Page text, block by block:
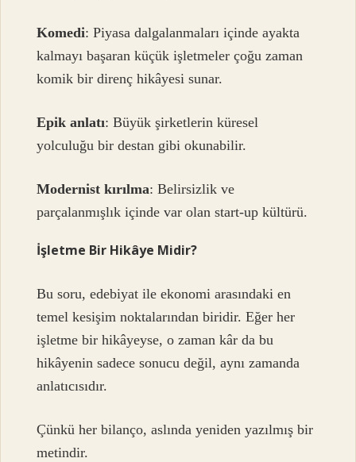
Komedi: Piyasa dalgalanmaları içinde ayakta
kalmayı başaran küçük işletmeler çoğu zaman
komik bir direnç hikâyesi sunar.
Epik anlatı: Büyük şirketlerin küresel
yolculuğu bir destan gibi okunabilir.
Modernist kırılma: Belirsizlik ve
parçalanmışlık içinde var olan start-up kültürü.
İşletme Bir Hikâye Midir?
Bu soru, edebiyat ile ekonomi arasındaki en
temel kesişim noktalarından biridir. Eğer her
işletme bir hikâyeyse, o zaman kâr da bu
hikâyenin sadece sonucu değil, aynı zamanda
anlatıcısıdır.
Çünkü her bilanço, aslında yeniden yazılmış bir
metindir.